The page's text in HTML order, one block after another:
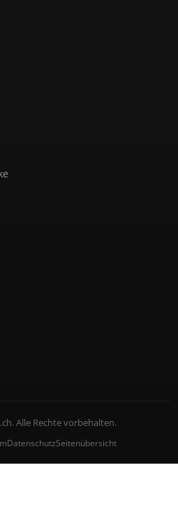
Alle Rechte vorbehalten.
DatenschutzSeitenübersicht